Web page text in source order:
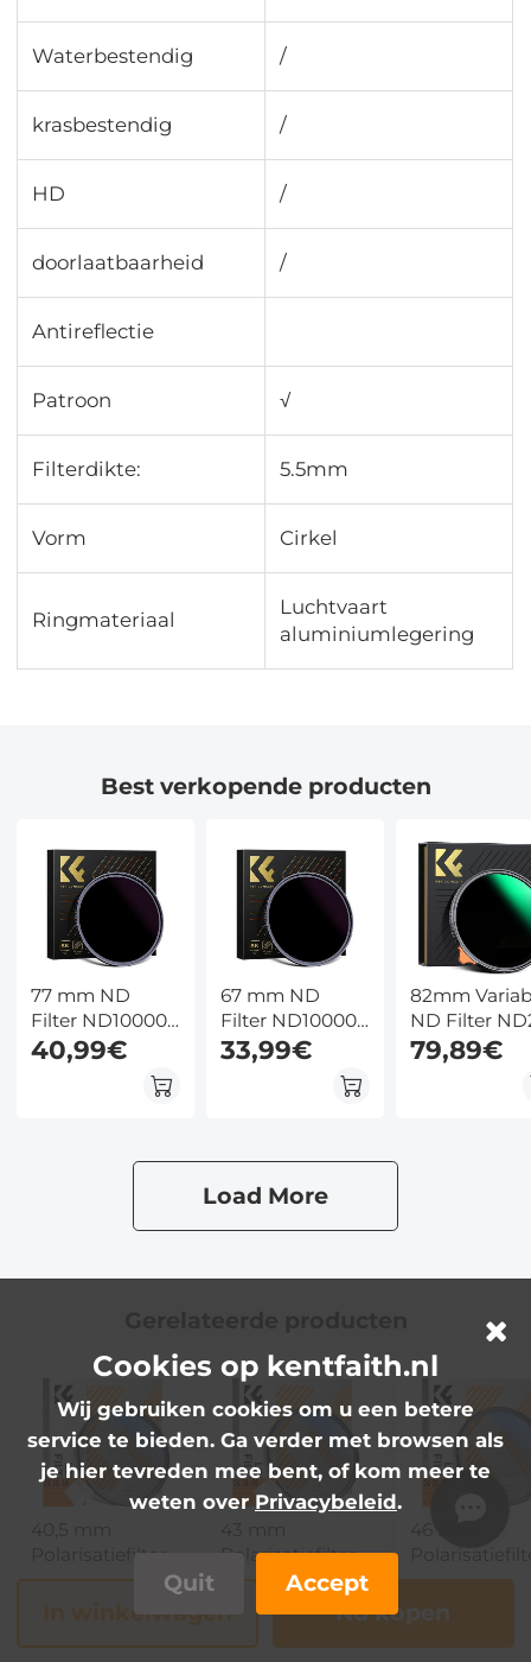
Waterbestendig /
krasbestendig /
HD /
doorlaatbaarheid ∕
Antireflectie
Patroon √
Filterdikte: 5.5mm
Vorm Cirkel
Ringmateriaal
Luchtvaart
aluminiumlegering
Best verkopende producten
77 mm ND
Filter ND100000
Zonnefilter 16.6
Stops Solide
Camera Nano
40,99€
67 mm ND
Filter ND100000
Zonnefilter 16.6
Stops Solide
Camera Nano
Xcel Serie (Kan
augustus
33,99€
82mm
ND Filter
ND400 (1 - 9
Stops)
79,89€
Load More
Polarisatiefilter
met 18 Lagen
Reinigingsdoekjes
10,99€
Polarisatiefilter
met 18 Lagen
Reinigingsdoekjes
10,99€
met 18
10,99€
In winkelwagen
Nu kopen
Cookies op kentfaith.nl
Wij gebruiken cookies om u een betere
service te bieden. Ga verder met browsen als
je hier tevreden mee bent, of kom meer te
weten overPrivacybeleid.
Quit Accept